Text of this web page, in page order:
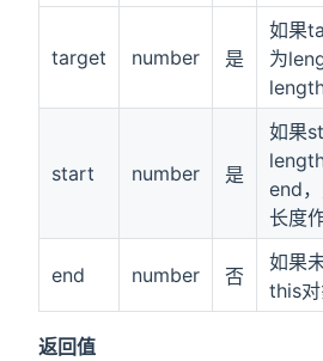
target number 是
如果
为
start number 是
如果
end
长度
end number 否
如果
this对
返回值